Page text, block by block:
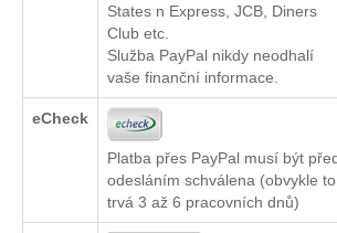
States n Express, JCB, Diners
Club etc.
Služba PayPal nikdy neodhalí
vaše finanční informace.
eCheck
Platba přes PayPal musí být
odesláním schválena (obvykle to
trvá 3 až 6 pracovních dnů)